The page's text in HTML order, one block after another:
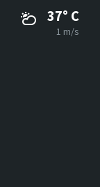
37° C
1 m/s